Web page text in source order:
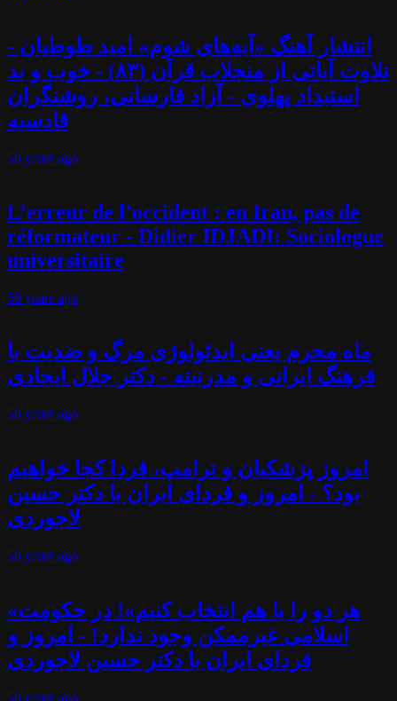
انتشار آهنگ «آیه‌های شوم» امید طوطیان -
تلاوت آیاتی از منجلاب قرآن (۸۳) - خوب و بد
استبداد پهلوی - آزاد فارسانی، روشنگران
قادسیه
56 years ago
L’erreur de l’occident : en Iran, pas de
réformateur - Didier IDJADI: Sociologue
universitaire
56 years ago
ماه محرم یعنی ایدئولوژی مرگ و ضدیت با
فرهنگ ایرانی و مدرنیته - دکتر جلال ایجادی
56 years ago
امروز پزشکیان و ترامپ، فردا کجا خواهیم
بود؟ - امروز و فردای ایران با دکتر حسین
لاجوردی
56 years ago
«هر دو را با هم انتخاب کنیم»! در حکومت
اسلامی غیرممکن وجود ندارد! - امروز و
فردای ایران با دکتر حسین لاجوردی
56 years ago